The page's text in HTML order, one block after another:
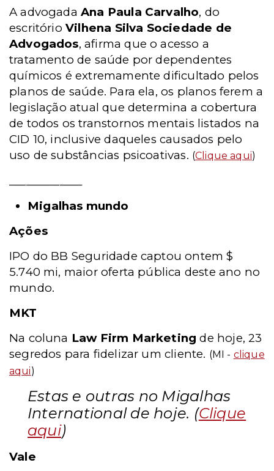
A advogadaAna Paula Carvalho, do
escritórioVilhena Silva Sociedade de
Advogados, afirma que o acesso a
tratamento de saúde por dependentes
químicos é extremamente dificultado pelos
planos de saúde. Para ela, os planos ferem a
legislação atual que determina a cobertura
de todos os transtornos mentais listados na
CID 10, inclusive daqueles causados pelo
uso de substâncias psicoativas. (Clique aqui)
Migalhas mundo
Ações
IPO do BB Seguridade captou ontem $
5.740 mi, maior oferta pública deste ano no
mundo.
MKT
Na coluna Law Firm Marketing de hoje, 23
segredos para fidelizar um cliente. (MI - clique
aqui)
Estas e outras no Migalhas
International de hoje. (Clique
aqui)
Vale